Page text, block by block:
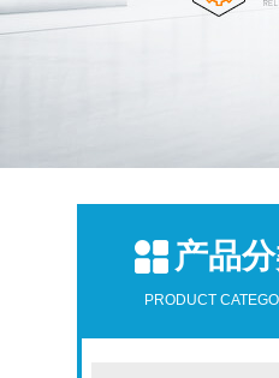
产品
PRODUCT